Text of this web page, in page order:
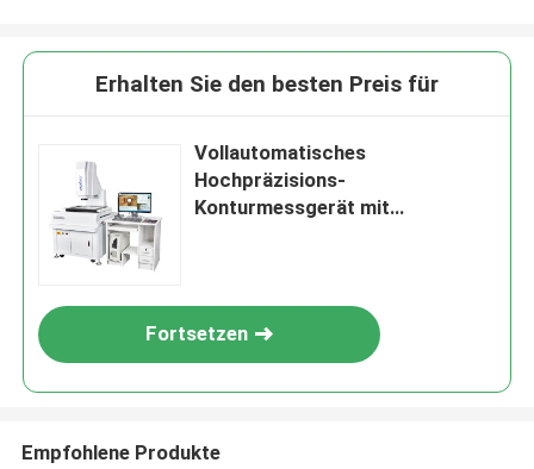
Erhalten Sie den besten Preis für
Vollautomatisches
Hochpräzisions-
Konturmessgerät mit
Fortsetzen
Empfohlene Produkte